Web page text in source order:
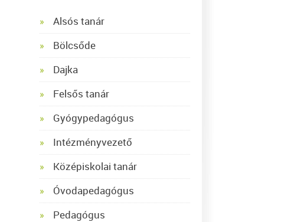
Alsós tanár
Bölcsőde
Dajka
Felsős tanár
Gyógypedagógus
Intézményvezető
Középiskolai tanár
Óvodapedagógus
Pedagógus